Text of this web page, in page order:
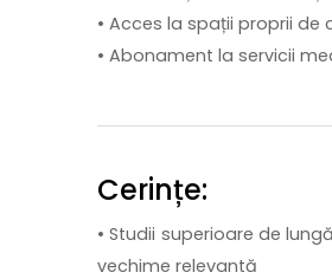
• Acces la spații proprii de
• Abonament la servicii
Cerințe:
• Studii superioare de
vechime relevantă